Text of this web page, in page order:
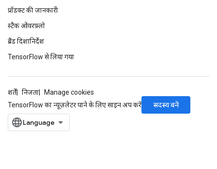
प्रॉडक्ट की जानकारी
स्टैक ओवरफ़्लो
ब्रैंड दिशानिर्देश
TensorFlow से लिया गया
शर्तें निजता
Manage cookies
TensorFlow का न्यूज़लेटर पाने के लिए साइन अप करें
सदस्य बनें